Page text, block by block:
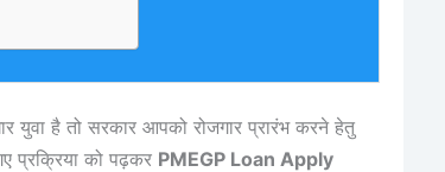
है तो सरकार आपको रोजगार प्रारंभ करने हेतु
प्रक्रिया को पढ़कर PMEGP Loan Apply